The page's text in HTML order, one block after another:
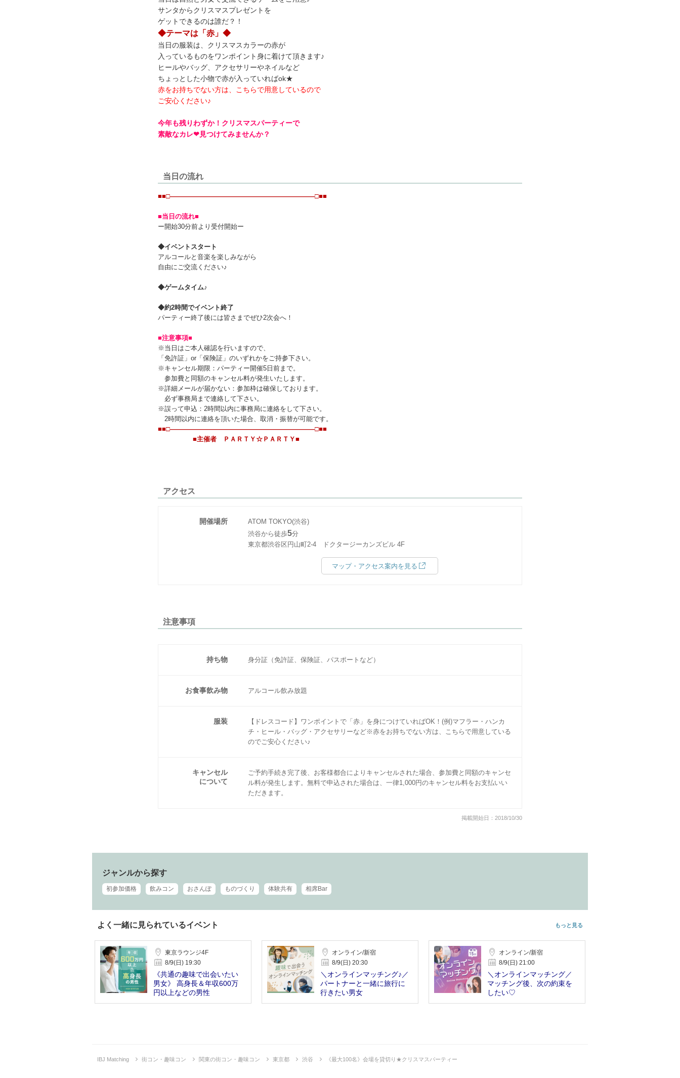
サンタからクリスマスプレゼントを
ゲットできるのは誰だ？！
◆テーマは「赤」◆
当日の服装は、クリスマスカラーの赤が
入っているものをワンポイント身に着けて頂きます♪
ヒールやバッグ、アクセサリーやネイルなど
ちょっとした小物で赤が入っていればok★
赤をお持ちでない方は、こちらで用意しているので
ご安心ください♪
今年も残りわずか！クリスマスパーティーで
素敵なカレ❤見つけてみませんか？
当日の流れ
■■□――――――――――――――――――――――□■■
■当日の流れ■
ー開始30分前より受付開始ー
◆イベントスタート
アルコールと音楽を楽しみながら
自由にご交流ください♪
◆ゲームタイム♪
◆約2時間でイベント終了
パーティー終了後には皆さまでぜひ2次会へ！
■注意事項■
※当日はご本人確認を行いますので、
「免許証」or「保険証」のいずれかをご持参下さい。
※キャンセル期限：パーティー開催5日前まで。
参加費と同額のキャンセル料が発生いたします。
※詳細メールが届かない：参加枠は確保しております。
必ず事務局まで連絡して下さい。
※誤って申込：2時間以内に事務局に連絡をして下さい。
2時間以内に連絡を頂いた場合、取消・振替が可能です。
■■□――――――――――――――――――――――□■■
■主催者 ＰＡＲＴＹ☆ＰＡＲＴＹ■
アクセス
開催場所
ATOM TOKYO(渋谷)
渋谷から徒歩5分
東京都渋谷区円山町2-4 ドクタージーカンズビル 4F
マップ・アクセス案内を見る
注意事項
持ち物 身分証（免許証、保険証、パスポートなど）
お食事飲み物 アルコール飲み放題
服装
【ドレスコード】ワンポイントで「赤」を身につけていればOK！(例)マフラー・ハンカ
チ・ヒール・バッグ・アクセサリーなど※赤をお持ちでない方は、こちらで用意している
のでご安心ください♪
キャンセル
について
ご予約手続き完了後、お客様都合によりキャンセルされた場合、参加費と同額のキャンセ
ル料が発生します。無料で申込された場合は、一律1,000円のキャンセル料をお支払いい
ただきます。
掲載開始日：2018/10/30
ジャンルから探す
初参加価格 飲みコン おさんぽ ものづくり 体験共有 相席Bar
よく一緒に見られているイベント もっと見る
東京ラウンジ4F
8/9(日) 19:30
《共通の趣味で出会いたい
男女》 高身長＆年収600万
円以上などの男性
オンライン/新宿
8/9(日) 20:30
＼オンラインマッチング♪／
パートナーと一緒に旅行に
行きたい男女
オンライン/新宿
8/9(日) 21:00
＼オンラインマッチング／
マッチング後、次の約束を
したい♡
IBJ Matching 街コン・趣味コン 関東の街コン・趣味コン 東京都 渋谷 《最大100名》会場を貸切り★クリスマスパーティー